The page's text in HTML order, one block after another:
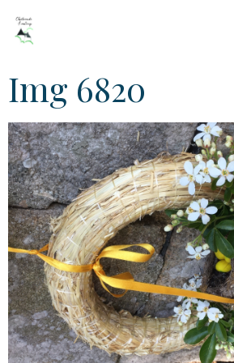
Img 6820